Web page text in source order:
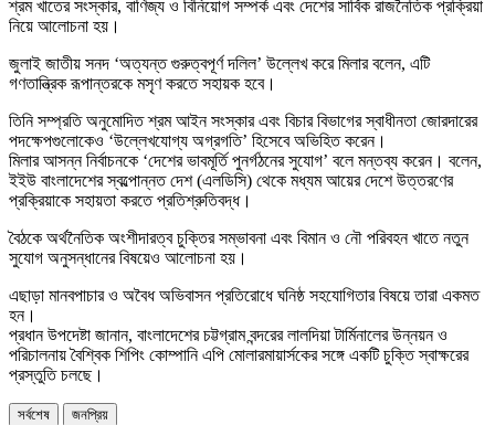
শ্রম খাতের সংস্কার, বাণিজ্য ও বিনিয়োগ সম্পর্ক এবং দেশের সার্বিক রাজনৈতিক প্রক্রিয়া
নিয়ে আলোচনা হয়।
জুলাই জাতীয় সনদ ‘অত্যন্ত গুরুত্বপূর্ণ দলিল’ উল্লেখ করে মিলার বলেন, এটি
গণতান্ত্রিক রূপান্তরকে মসৃণ করতে সহায়ক হবে।
তিনি সম্প্রতি অনুমোদিত শ্রম আইন সংস্কার এবং বিচার বিভাগের স্বাধীনতা জোরদারের
পদক্ষেপগুলোকেও ‘উল্লেখযোগ্য অগ্রগতি’ হিসেবে অভিহিত করেন।
মিলার আসন্ন নির্বাচনকে ‘দেশের ভাবমূর্তি পুনর্গঠনের সুযোগ’ বলে মন্তব্য করেন। বলেন,
ইইউ বাংলাদেশের স্বল্পোন্নত দেশ (এলডিসি) থেকে মধ্যম আয়ের দেশে উত্তরণের
প্রক্রিয়াকে সহায়তা করতে প্রতিশ্রুতিবদ্ধ।
বৈঠকে অর্থনৈতিক অংশীদারত্ব চুক্তির সম্ভাবনা এবং বিমান ও নৌ পরিবহন খাতে নতুন
সুযোগ অনুসন্ধানের বিষয়েও আলোচনা হয়।
এছাড়া মানবপাচার ও অবৈধ অভিবাসন প্রতিরোধে ঘনিষ্ঠ সহযোগিতার বিষয়ে তারা একমত
হন।
প্রধান উপদেষ্টা জানান, বাংলাদেশের চট্টগ্রাম বন্দরের লালদিয়া টার্মিনালের উন্নয়ন ও
পরিচালনায় বৈশ্বিক শিপিং কোম্পানি এপি মোলারমায়ার্সকের সঙ্গে একটি চুক্তি স্বাক্ষরের
প্রস্তুতি চলছে।
সর্বশেষ জনপ্রিয়